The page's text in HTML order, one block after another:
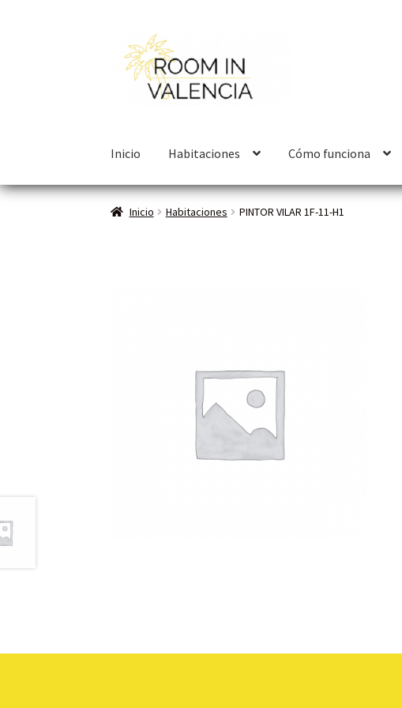
Inicio Habitaciones Cómo funciona
Inicio Habitaciones PINTOR VILAR 1F-11-H1